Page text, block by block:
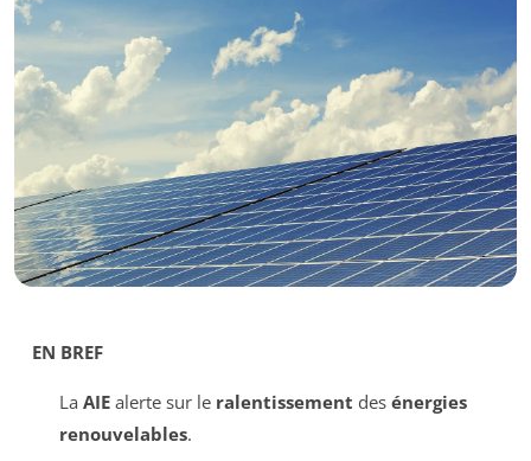
EN BREF
La AIEalerte sur le ralentissement des énergies
renouvelables.